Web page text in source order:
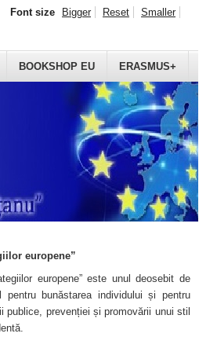
BOOKSHOP EU ERASMUS+
Font size Bigger Reset Smaller
europene”
europene” este unul deosebit de
bunăstarea individului și pentru
prevenției și promovării unui stil